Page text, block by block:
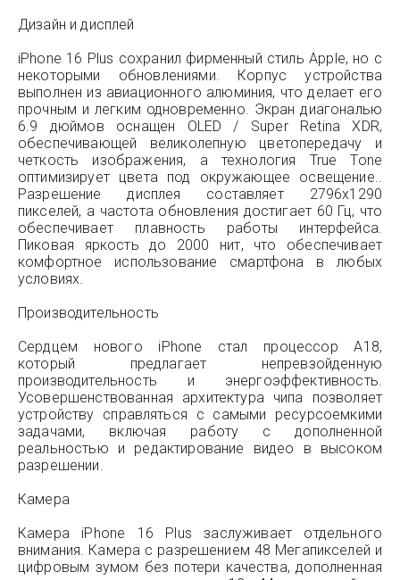
Дизайн и дисплей
iPhone 16 Plus сохранил фирменный стиль Apple, но с
некоторыми обновлениями. Корпус устройства
выполнен из авиационного алюминия, что делает его
прочным и легким одновременно. Экран диагональю
6.9 дюймов оснащен OLED / Super Retina XDR,
обеспечивающей великолепную цветопередачу и
четкость изображения, а технология True Tone
оптимизирует цвета под окружающее освещение..
Разрешение дисплея составляет 2796x1290
пикселей, а частота обновления достигает 60 Гц, что
обеспечивает плавность работы интерфейса.
Пиковая яркость до 2000 нит, что обеспечивает
комфортное использование смартфона в любых
условиях.
Производительность
Сердцем нового iPhone стал процессор A18,
который предлагает непревзойденную
производительность и энергоэффективность.
Усовершенствованная архитектура чипа позволяет
устройству справляться с самыми ресурсоемкими
задачами, включая работу с дополненной
реальностью и редактирование видео в высоком
разрешении.
Камера
Камера iPhone 16 Plus заслуживает отдельного
внимания. Камера с разрешением 48 Мегапикселей и
цифровым зумом без потери качества, дополненная